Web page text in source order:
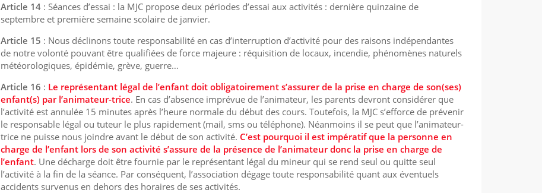
Article 14 : Séances d’essai : la MJC propose deux périodes d’essai aux activités : dernière quinzaine de
septembre et première semaine scolaire de janvier.
Article 15 : Nous déclinons toute responsabilité en cas d’interruption d’activité pour des raisons indépendantes
de notre volonté pouvant être qualifiées de force majeure : réquisition de locaux, incendie, phénomènes naturels
météorologiques, épidémie, grève, guerre…
Article 16 : Le représentant légal de l’enfant doit obligatoirement s’assurer de la prise en charge de son(ses)
enfant(s) par l’animateur-trice. En cas d’absence imprévue de l’animateur, les parents devront considérer que
l’activité est annulée 15 minutes après l’heure normale du début des cours. Toutefois, la MJC s’efforce de prévenir
le responsable légal ou tuteur le plus rapidement (mail, sms ou téléphone). Néanmoins il se peut que l’animateur-
trice ne puisse nous joindre avant le début de son activité. C’est pourquoi il est impératif que la personne en
charge de l’enfant lors de son activité s’assure de la présence de l’animateur donc la prise en charge de
l’enfant. Une décharge doit être fournie par le représentant légal du mineur qui se rend seul ou quitte seul
l’activité à la fin de la séance. Par conséquent, l’association dégage toute responsabilité quant aux éventuels
accidents survenus en dehors des horaires de ses activités.